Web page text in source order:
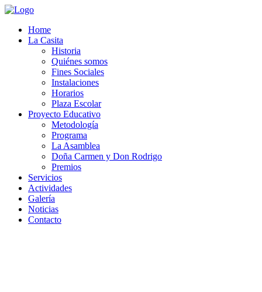
Home
La Casita
Historia
Quiénes somos
Fines Sociales
Instalaciones
Horarios
Plaza Escolar
Proyecto Educativo
Metodología
Programa
La Asamblea
Doña Carmen y Don Rodrigo
Premios
Servicios
Actividades
Galería
Noticias
Contacto